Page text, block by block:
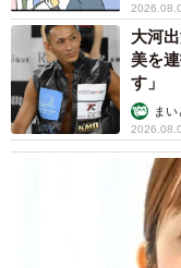
大河
美を
す」
まい